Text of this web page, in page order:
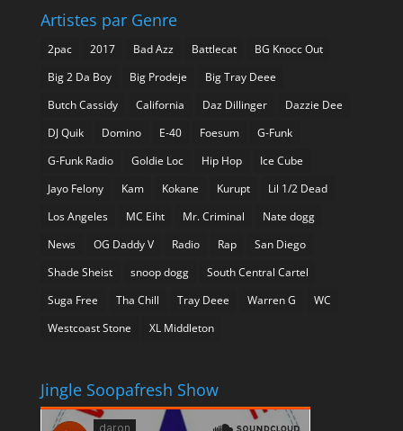
Artistes par Genre
2pac 2017 Bad Azz Battlecat
BG Knocc Out
Big 2 Da Boy
Big Prodeje
Big Tray Deee
Butch Cassidy
California Daz Dillinger
Dazzie Dee
DJ Quik
Domino E-40 Foesum
G-Funk
G-Funk Radio
Goldie Loc Hip Hop
Ice Cube
Jayo Felony
Kam Kokane Kurupt
Lil 1/2 Dead
Los Angeles
MC Eiht Mr. Criminal
Nate dogg
News
OG Daddy V Radio Rap
San Diego
Shade Sheist
snoop dogg
South Central Cartel
Suga Free
Tha Chill Tray Deee Warren G
WC
Westcoast Stone
XL Middleton
Jingle Soopafresh Show